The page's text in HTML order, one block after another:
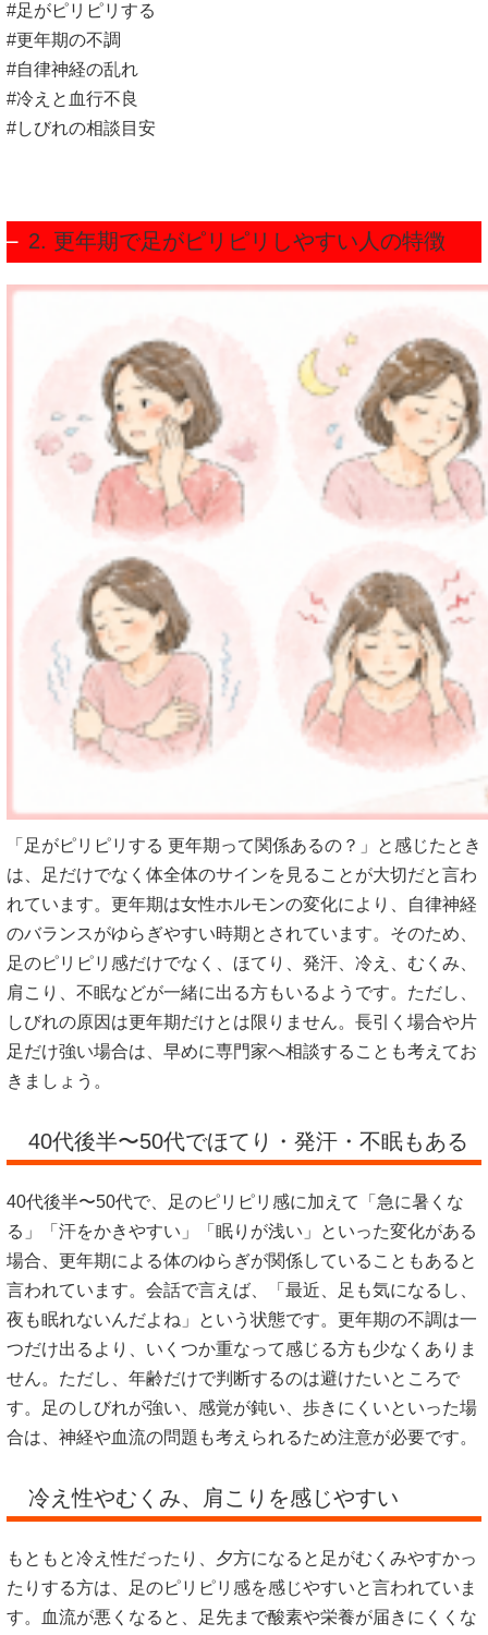
#足がピリピリする
#更年期の不調
#自律神経の乱れ
#冷えと血行不良
#しびれの相談目安
2. 更年期で足がピリピリしやすい人の特徴
「足がピリピリする 更年期って関係あるの？」と感じたとき
は、足だけでなく体全体のサインを見ることが大切だと言わ
れています。更年期は女性ホルモンの変化により、自律神経
のバランスがゆらぎやすい時期とされています。そのため、
足のピリピリ感だけでなく、ほてり、発汗、冷え、むくみ、
肩こり、不眠などが一緒に出る方もいるようです。ただし、
しびれの原因は更年期だけとは限りません。長引く場合や片
足だけ強い場合は、早めに専門家へ相談することも考えてお
きましょう。
40代後半〜50代でほてり・発汗・不眠もある
40代後半〜50代で、足のピリピリ感に加えて「急に暑くな
る」「汗をかきやすい」「眠りが浅い」といった変化がある
場合、更年期による体のゆらぎが関係していることもあると
言われています。会話で言えば、「最近、足も気になるし、
夜も眠れないんだよね」という状態です。更年期の不調は一
つだけ出るより、いくつか重なって感じる方も少なくありま
せん。ただし、年齢だけで判断するのは避けたいところで
す。足のしびれが強い、感覚が鈍い、歩きにくいといった場
合は、神経や血流の問題も考えられるため注意が必要です。
冷え性やむくみ、肩こりを感じやすい
もともと冷え性だったり、夕方になると足がむくみやすかっ
たりする方は、足のピリピリ感を感じやすいと言われていま
す。血流が悪くなると、足先まで酸素や栄養が届きにくくな